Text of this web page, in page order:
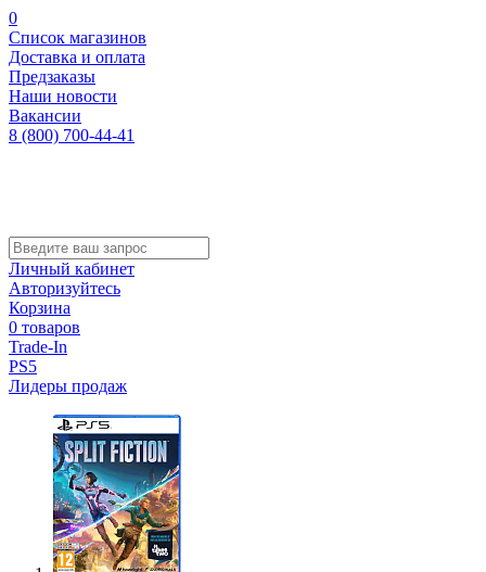
0
Список магазинов
Доставка и оплата
Предзаказы
Наши новости
Вакансии
8 (800) 700-44-41
Личный кабинет
Авторизуйтесь
Корзина
0 товаров
Trade-In
PS5
Лидеры продаж